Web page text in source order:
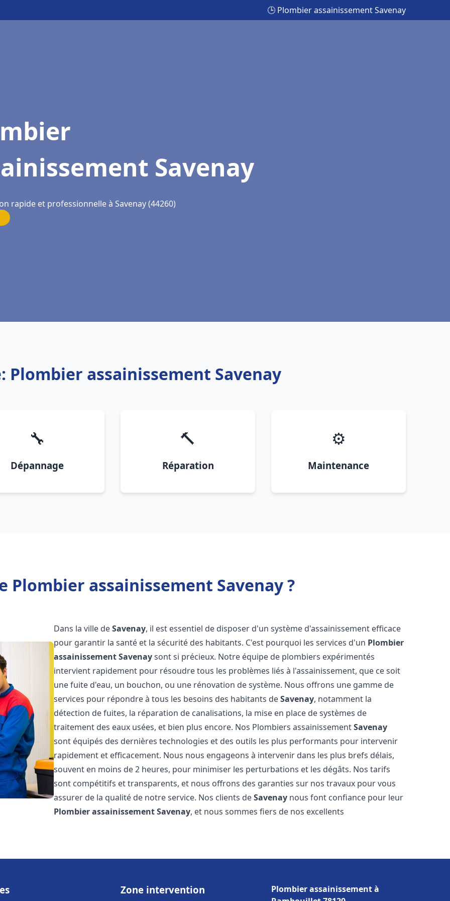
🕒 Plombier assainissement Savenay
Savenay
rapide et professionnelle à Savenay (44260)
Plombier assainissement Savenay
🔧
Dépannage
🔨
Réparation
⚙️
Maintenance
Plombier assainissement Savenay ?
Dans la ville deSavenay, il est essentiel de disposer d'un système d'assainissement efficace
pour garantir la santé et la sécurité des habitants. C'est pourquoi les services d'un Plombier
assainissementSavenaysont si précieux. Notre équipe de plombiers expérimentés
intervient rapidement pour résoudre tous les problèmes liés à l'assainissement, que ce soit
une fuite d'eau, un bouchon, ou une rénovation de système. Nous offrons une gamme de
services pour répondre à tous les besoins des habitants deSavenay, notamment la
détection de fuites, la réparation de canalisations, la mise en place de systèmes de
traitement des eaux usées, et bien plus encore. Nos Plombiers assainissementSavenay
sont équipés des dernières technologies et des outils les plus performants pour intervenir
rapidement et efficacement. Nous nous engageons à intervenir dans les plus brefs délais,
souvent en moins de 2 heures, pour minimiser les perturbations et les dégâts. Nos tarifs
sont compétitifs et transparents, et nous offrons des garanties sur nos travaux pour vous
assurer de la qualité de notre service. Nos clients deSavenay nous font confiance pour leur
Plombier assainissementSavenay, et nous sommes fiers de nos excellents
Zone intervention
Plombier assainissement à